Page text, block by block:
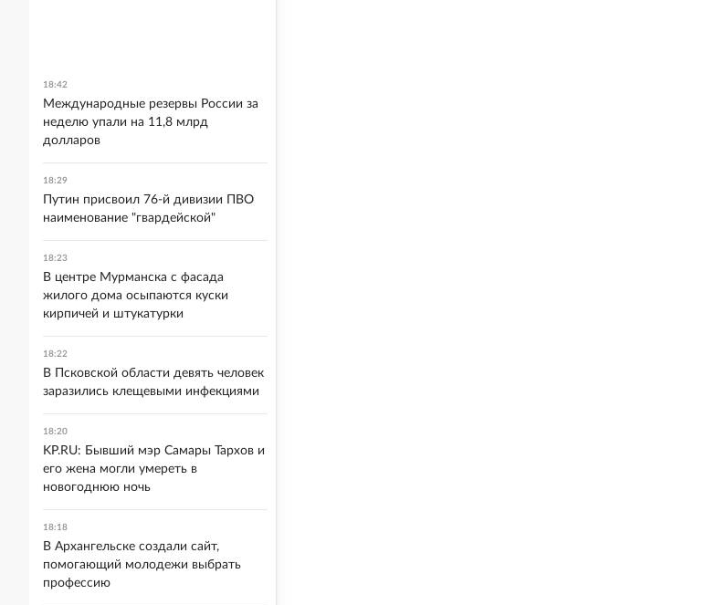
18:42
Международные резервы России за
неделю упали на 11,8 млрд
долларов
18:29
Путин присвоил 76-й дивизии ПВО
наименование "гвардейской"
18:23
В центре Мурманска с фасада
жилого дома осыпаются куски
кирпичей и штукатурки
18:22
В Псковской области девять человек
заразились клещевыми инфекциями
18:20
KP.RU: Бывший мэр Самары Тархов и
его жена могли умереть в
новогоднюю ночь
18:18
В Архангельске создали сайт,
помогающий молодежи выбрать
профессию